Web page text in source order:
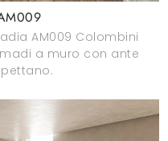
AM009 Colombini
a muro con ante